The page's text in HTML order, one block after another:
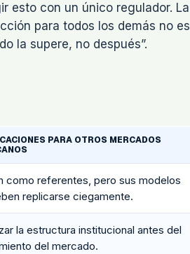
esto con un único regulador. La
para todos los demás no es
la supere, no después”.
PARA OTROS MERCADOS
como referentes, pero sus modelos
replicarse ciegamente.
la estructura institucional antes del
del mercado.